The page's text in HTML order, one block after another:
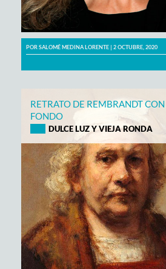
PORSALOMÉ MEDINA LORENTE | 2 OCTUBRE, 2020
RETRATO DE REMBRANDT
FONDO
DULCE LUZ Y VIEJA RONDA